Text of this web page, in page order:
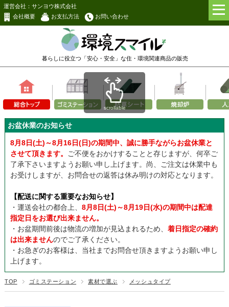
運営会社：サンヨウ株式会社
会社概要
お支払方法 お問い合わせ
暮らしに役立つ「安心・安全」な住・環境関連商品の販売
scrollable
お盆休業のお知らせ
8月8日(土)～8月16日(日)の期間中、誠に勝手ながらお盆休業と
させて頂きます。
ご不便をおかけすることと存じますが、何卒ご
了承下さいますようお願い申し上げます。尚、ご注文は休業中も
お受けしますが、お問合せの返答は休み明けの対応となります。
【配送に関する重要なお知らせ】
・運送会社の都合上、 8月8日(土)～8月19日(水)の期間中は配達
指定日をお選び出来ません。
・お盆期間前後は物流の増加が見込まれるため、 着日指定の確約
は出来ませんのでご了承ください。
・お急ぎのお客様は、当社までお問合せ頂きますようお願い申し
上げます。
TOP ゴミステーション 素材で選ぶ メッシュタイプ